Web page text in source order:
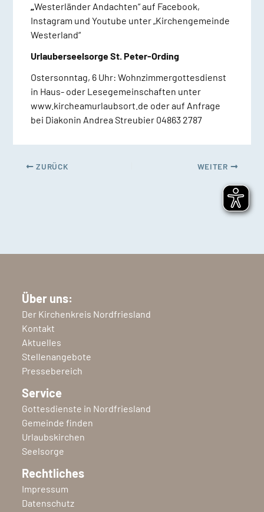
„Westerländer Andachten“ auf Facebook,
Instagram und Youtube unter „Kirchengemeinde
Westerland“
Urlauberseelsorge St. Peter-Ording
Ostersonntag, 6 Uhr: Wohnzimmergottesdienst
in Haus- oder Lesegemeinschaften unter
www.kircheamurlaubsort.de oder auf Anfrage
bei Diakonin Andrea Streubier 04863 2787
ZURÜCK WEITER
Über uns:
Der Kirchenkreis Nordfriesland
Kontakt
Aktuelles
Stellenangebote
Pressebereich
Service
Gottesdienste in Nordfriesland
Gemeinde finden
Urlaubskirchen
Seelsorge
Rechtliches
Impressum
Datenschutz